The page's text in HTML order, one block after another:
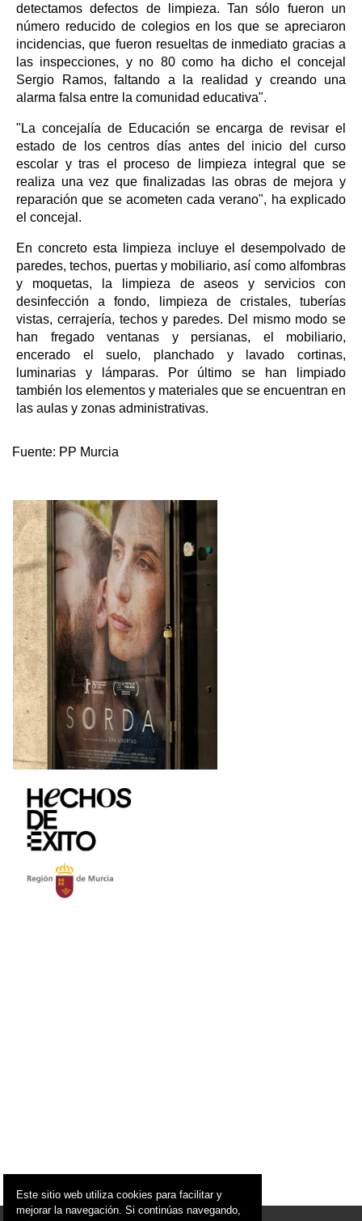
detectamos defectos de limpieza. Tan sólo fueron un
número reducido de colegios en los que se apreciaron
incidencias, que fueron resueltas de inmediato gracias a
las inspecciones, y no 80 como ha dicho el concejal
Sergio Ramos, faltando a la realidad y creando una
alarma falsa entre la comunidad educativa".
"La concejalía de Educación se encarga de revisar el
estado de los centros días antes del inicio del curso
escolar y tras el proceso de limpieza integral que se
realiza una vez que finalizadas las obras de mejora y
reparación que se acometen cada verano", ha explicado
el concejal.
En concreto esta limpieza incluye el desempolvado de
paredes, techos, puertas y mobiliario, así como alfombras
y moquetas, la limpieza de aseos y servicios con
desinfección a fondo, limpieza de cristales, tuberías
vistas, cerrajería, techos y paredes. Del mismo modo se
han fregado ventanas y persianas, el mobiliario,
encerado el suelo, planchado y lavado cortinas,
luminarias y lámparas. Por último se han limpiado
también los elementos y materiales que se encuentran en
las aulas y zonas administrativas.
Fuente: PP Murcia
Este sitio web utiliza cookies para facilitar y
mejorar la navegación. Si continúas navegando,